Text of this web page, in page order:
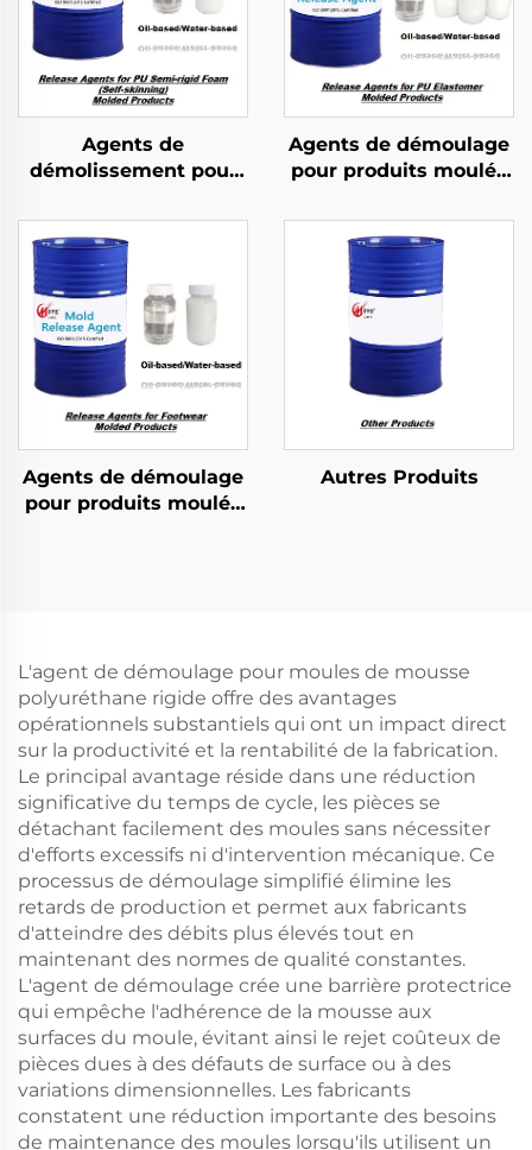
Agents de
démolissement pour
mousse PU semi-
rigide
Agents de démoulage
pour produits moulés
Agents de démoulage
pour produits moulés
Autres Produits
L'agent de démoulage pour moules de mousse
polyuréthane rigide offre des avantages
opérationnels substantiels qui ont un impact direct
sur la productivité et la rentabilité de la fabrication.
Le principal avantage réside dans une réduction
significative du temps de cycle, les pièces se
détachant facilement des moules sans nécessiter
d'efforts excessifs ni d'intervention mécanique. Ce
processus de démoulage simplifié élimine les
retards de production et permet aux fabricants
d'atteindre des débits plus élevés tout en
maintenant des normes de qualité constantes.
L'agent de démoulage crée une barrière protectrice
qui empêche l'adhérence de la mousse aux
surfaces du moule, évitant ainsi le rejet coûteux de
pièces dues à des défauts de surface ou à des
variations dimensionnelles. Les fabricants
constatent une réduction importante des besoins
de maintenance des moules lorsqu'ils utilisent un